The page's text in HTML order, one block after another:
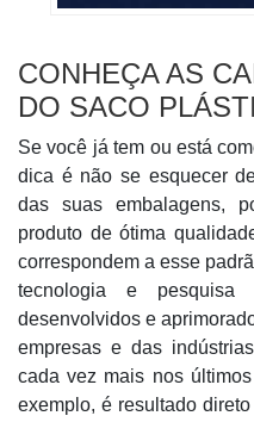
CONHEÇA AS
DO SACO
Se você já tem ou está
dica é não se esquecer
das suas embalagens,
produto de ótima
correspondem a esse
tecnologia e pesquisa
desenvolvidos e
empresas e das
cada vez mais nos
exemplo, é resultado